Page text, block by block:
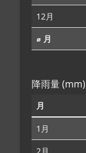
12月
⌀ 月
降雨量 (mm)
月
1月